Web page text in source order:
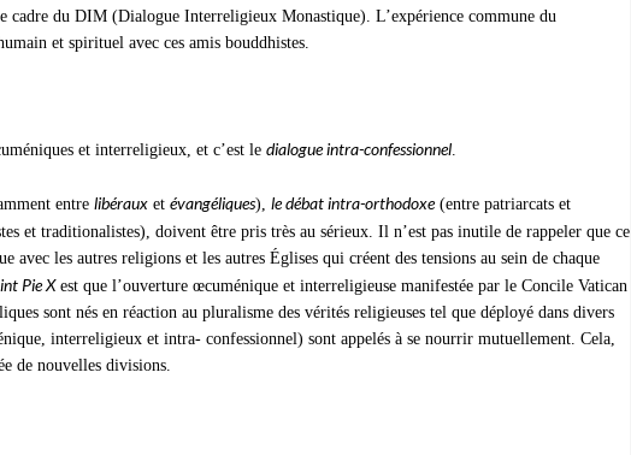
cadre du DIM (Dialogue Interreligieux Monastique). L’expérience commune du
et spirituel avec ces amis bouddhistes.
et interreligieux, et c’est le dialogue intra-confessionnel.
entre libéraux et évangéliques), le débat intra-orthodoxe(entre patriarcats et
et traditionalistes), doivent être pris très au sérieux. Il n’est pas inutile de rappeler que ce
avec les autres religions et les autres Églises qui créent des tensions au sein de chaque
Pie Xest que l’ouverture œcuménique et interreligieuse manifestée par le Concile Vatican
sont nés en réaction au pluralisme des vérités religieuses tel que déployé dans divers
interreligieux et intra- confessionnel) sont appelés à se nourrir mutuellement. Cela,
de nouvelles divisions.